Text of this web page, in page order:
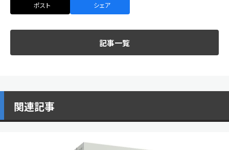
ポスト シェア
記事一覧
関連記事